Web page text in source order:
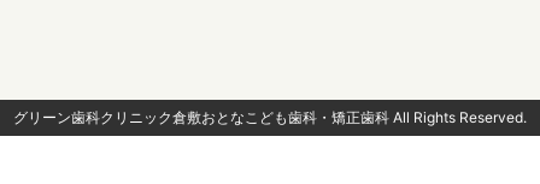
味します。
5月3日（土）～6日（火）が休診となっておりま
グリーン歯科クリニック倉敷おとなこども歯科・矯正歯科 All Rights Reserved.